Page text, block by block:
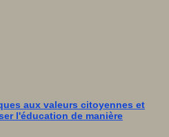
aux valeurs citoyennes et
l'éducation de manière